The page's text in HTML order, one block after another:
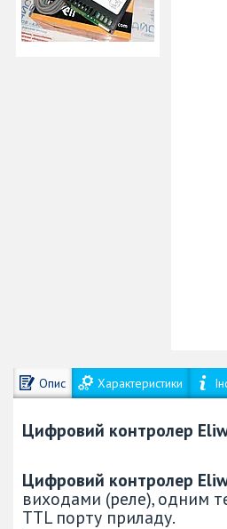
Опис Характеристики
Цифровий контролер
Цифровий контролер
виходами (реле), одним
TTL порту приладу.